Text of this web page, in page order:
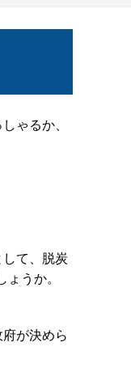
ゃるか、
て、脱炭
うか。
が決めら